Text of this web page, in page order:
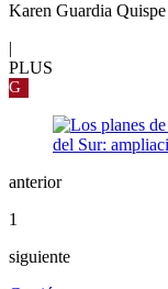
Karen Guardia Quispe
|
PLUS
G
anterior
1
siguiente